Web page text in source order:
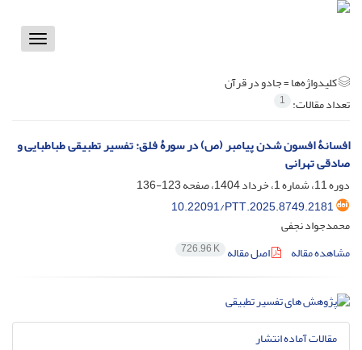
Toggle
کلیدواژه‌ها =جادو در قرآن
تعداد مقالات: 1
افسانۀ افسون شدن پیامبر (ص) در سورۀ فلق: تفسیر تطبیقی طباطبایی و
صادقی تهرانی
دوره 11، شماره 1، خرداد 1404، صفحه
123-136
10.22091/PTT.2025.8749.2181
محمدجواد نجفی
مشاهده مقاله
اصل مقاله 726.96 K
مقالات آماده انتشار